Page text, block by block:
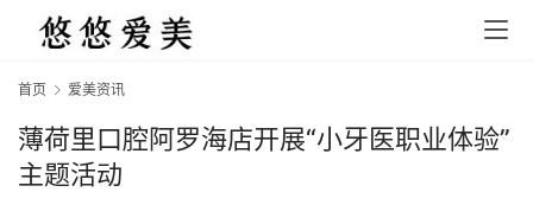
首页 爱美资讯
薄荷里口腔阿罗海店开展“小牙医职业体验”
主题活动